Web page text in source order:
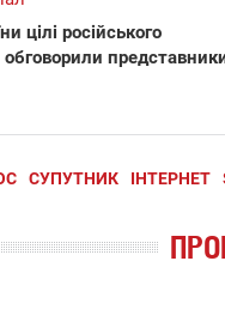
цілі російського
обговорили
СУПУТНИК ІНТЕРНЕТ